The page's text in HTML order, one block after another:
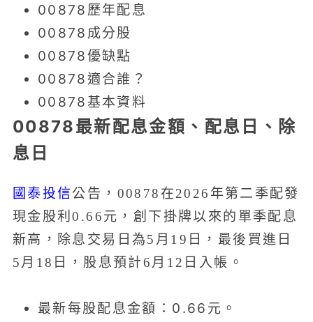
00878歷年配息
00878成分股
00878優缺點
00878適合誰？
00878基本資料
00878最新配息金額、配息日、除
息日
國泰投信公告，00878在2026年第二季配發
現金股利0.66元，創下掛牌以來的單季配息
新高，除息交易日為5月19日，最後買進日
5月18日，股息預計6月12日入帳。
最新每股配息金額：0.66元。